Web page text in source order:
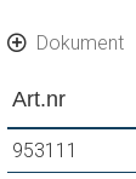
Dokument
Art.nr
953111